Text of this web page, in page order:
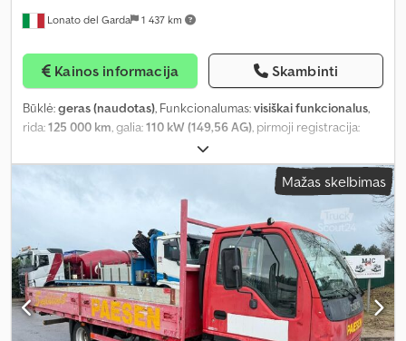
Lonato del Garda 1 437 km
Kainos informacija Skambinti
Būklė:geras (naudotas), Funkcionalumas:visiškai funkcionalus,
rida:125 000 km, galia:110 kW (149,56 AG), pirmoji registracija:
, spalva:
Gamybos metai:2011, Įranga:ABS, oro kondicionavimas,
Mažas skelbimas